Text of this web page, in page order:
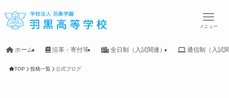
メニュー
ホーム 沿革・寄付等 全日制（入試関連） 通信制（入試
TOP 投稿一覧 公式ブログ